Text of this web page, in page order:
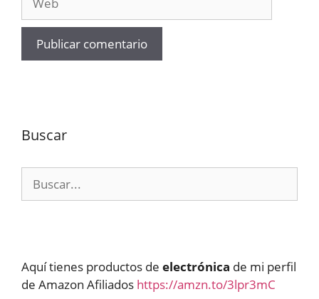
Buscar
Aquí tienes productos de electrónica de mi perfil
de Amazon Afiliados https://amzn.to/3lpr3mC